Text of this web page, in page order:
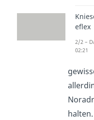
eflex
2/2 –
02:21